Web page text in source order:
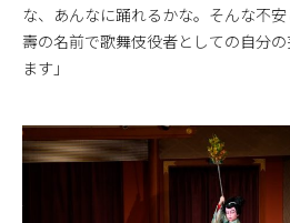
な、あんなに踊れるかな。そんな不
壽の名前で歌舞伎役者としての自分
ます」